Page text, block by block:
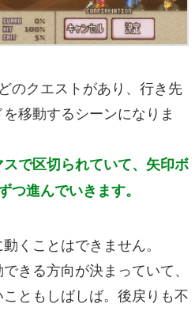
のクエストがあり、行き先
移動するシーンになりま
で区切られていて、矢印ボ
つ進んでいきます。
くことはできません。
きる方向が決まっていて、
ともしばしば。後戻りも不